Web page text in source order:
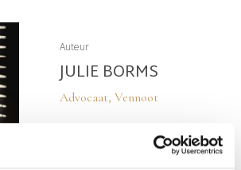
Auteur
JULIE BORMS
Advocaat, Vennoot